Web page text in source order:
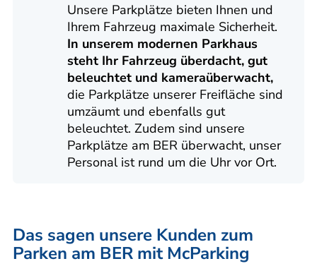
Unsere Parkplätze bieten Ihnen und
Ihrem Fahrzeug maximale Sicherheit.
In unserem modernen Parkhaus
steht Ihr Fahrzeug überdacht, gut
beleuchtet und kameraüberwacht,
die Parkplätze unserer Freifläche sind
umzäumt und ebenfalls gut
beleuchtet. Zudem sind unsere
Parkplätze am BER überwacht, unser
Personal ist rund um die Uhr vor Ort.
Das sagen unsere Kunden zum
Parken am BER mit McParking